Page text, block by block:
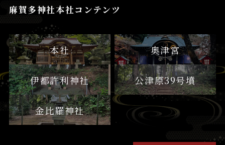
麻賀多神社本社コンテンツ
本社 奥津宮
伊都許利神社 公津原39号墳
金比羅神社